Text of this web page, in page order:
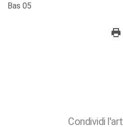
Bas 05
Condividi